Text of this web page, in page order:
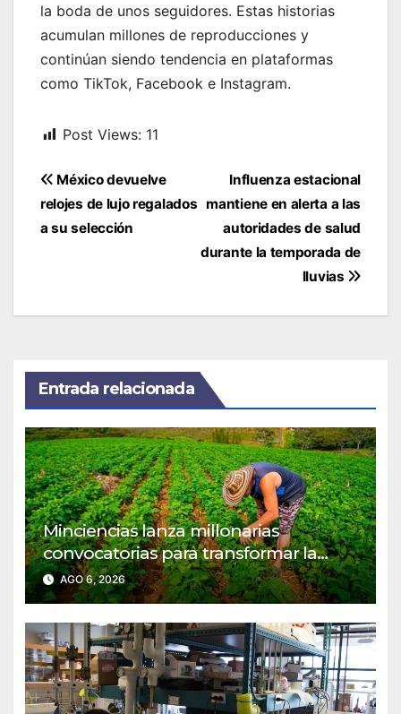
la boda de unos seguidores. Estas historias
acumulan millones de reproducciones y
continúan siendo tendencia en plataformas
como TikTok, Facebook e Instagram.
Post Views: 11
Navegación
de
entradas
Influenza estacional
mantiene en alerta a las
autoridades de salud
durante la temporada de
lluvias
México devuelve
relojes de lujo regalados
a su selección
Entrada relacionada
Minciencias lanza millonarias
convocatorias para transformar la
agroindustria en regiones PDET
AGO 6, 2026